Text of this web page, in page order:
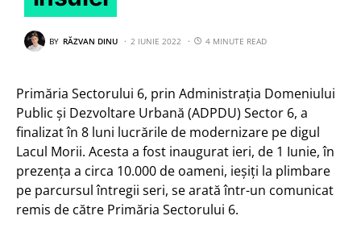
BY RĂZVAN DINU 2 IUNIE 2022 4 MINUTE READ
Primăria Sectorului 6, prin Administrația Domeniului
Public și Dezvoltare Urbană (ADPDU) Sector 6, a
finalizat în 8 luni lucrările de modernizare pe digul
Lacul Morii. Acesta a fost inaugurat ieri, de 1 Iunie, în
prezența a circa 10.000 de oameni, ieșiți la plimbare
pe parcursul întregii seri, se arată într-un comunicat
remis de către Primăria Sectorului 6.